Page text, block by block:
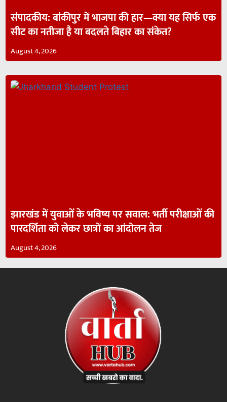
संपादकीय: बांकीपुर में भाजपा की हार—क्या यह सिर्फ एक
सीट का नतीजा है या बदलते बिहार का संकेत?
August 4, 2026
झारखंड में युवाओं के भविष्य पर सवाल: भर्ती परीक्षाओं की
पारदर्शिता को लेकर छात्रों का आंदोलन तेज
August 4, 2026